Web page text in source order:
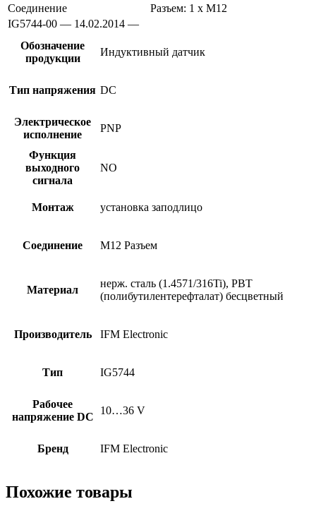
Соединение
Разъем: 1 x M12
IG5744-00 — 14.02.2014 —
Обозначение
продукции
Индуктивный датчик
Тип напряжения DC
Электрическое
исполнение
PNP
Функция
выходного
сигнала
NO
Монтаж установка заподлицо
Соединение M12 Разъем
Материал
нерж. сталь (1.4571/316Ti), PBT
(полибутилентерефталат) бесцветный
Производитель IFM Electronic
Тип IG5744
Рабочее
напряжение DC
10…36 V
Бренд IFM Electronic
Похожие товары